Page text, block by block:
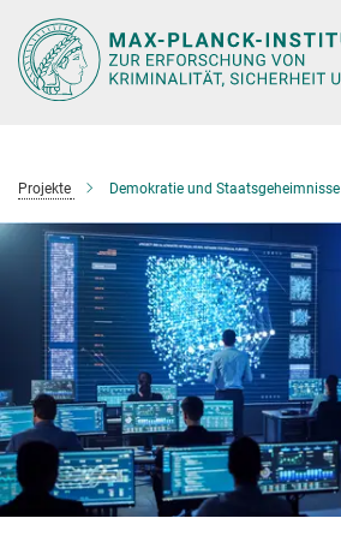
Hauptinhalt
Projekte Demokratie und Staatsgeheimnisse